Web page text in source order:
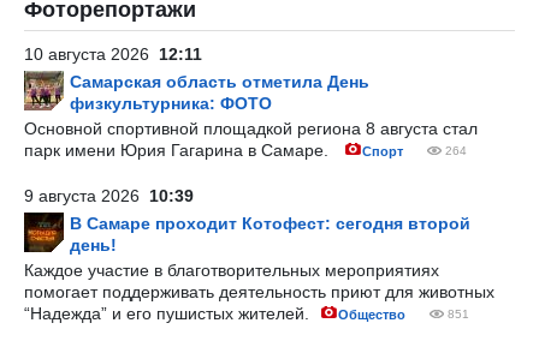
Фоторепортажи
10 августа 2026 12:11
Самарская область отметила День
физкультурника: ФОТО
Основной спортивной площадкой региона 8 августа стал
парк имени Юрия Гагарина в Самаре.
Спорт 264
9 августа 2026 10:39
В Самаре проходит Котофест: сегодня второй
день!
Каждое участие в благотворительных мероприятиях
помогает поддерживать деятельность приют для животных
“Надежда” и его пушистых жителей.
Общество 851